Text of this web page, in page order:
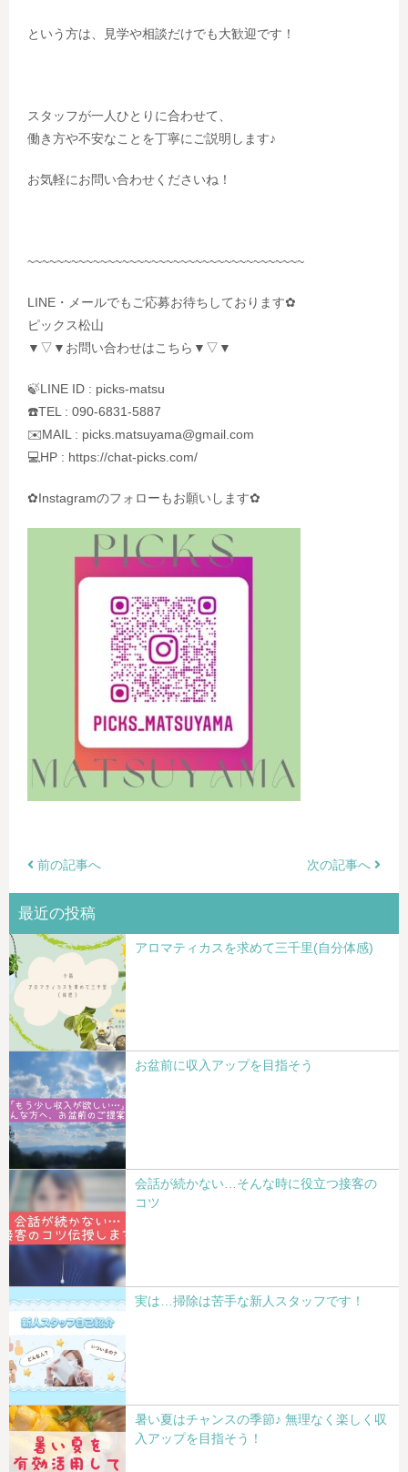
という方は、見学や相談だけでも大歓迎です！
スタッフが一人ひとりに合わせて、
働き方や不安なことを丁寧にご説明します♪
お気軽にお問い合わせくださいね！
~~~~~~~~~~~~~~~~~~~~~~~~~~~~~~~~~~~~~~
LINE・メールでもご応募お待ちしております✿
ピックス松山
▼▽▼お問い合わせはこちら▼▽▼
🍃LINE ID : picks-matsu
☎️TEL : 090-6831-5887
✉️MAIL : picks.matsuyama@gmail.com
💻HP : https://chat-picks.com/
✿Instagramのフォローもお願いします✿
前の記事へ 次の記事へ
最近の投稿
アロマティカスを求めて三千里(自分体感)
お盆前に収入アップを目指そう
会話が続かない…そんな時に役立つ接客の
コツ
実は…掃除は苦手な新人スタッフです！
暑い夏はチャンスの季節♪ 無理なく楽しく収
入アップを目指そう！